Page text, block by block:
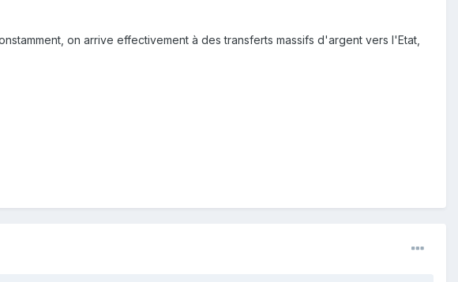
on arrive effectivement à des transferts massifs d'argent vers l'Etat,